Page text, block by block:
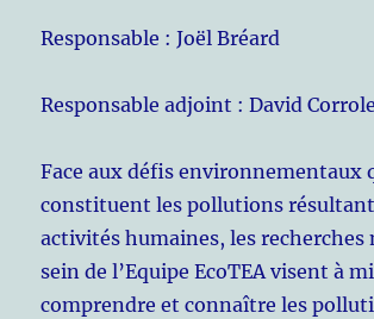
Responsable : Joël Bréard
Responsable adjoint : David
Face aux défis environnementaux
constituent les pollutions
activités humaines, les recherches
sein de l’Equipe EcoTEA visent à
comprendre et connaître les